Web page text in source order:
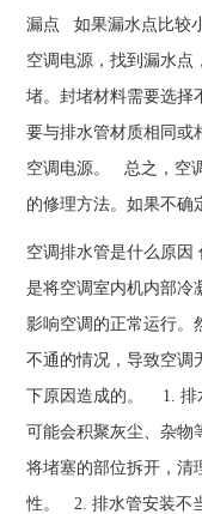
漏点 如果漏水点比较
空调电源，找到漏水点
堵。封堵材料需要选择
要与排水管材质相同或
空调电源。 总之，空
的修理方法。如果不确
空调排水管是什么原
是将空调室内机内部冷
影响空调的正常运行。
不通的情况，导致空调
下原因造成的。 1. 排
可能会积聚灰尘、杂物
将堵塞的部位拆开，清
性。 2. 排水管安装不